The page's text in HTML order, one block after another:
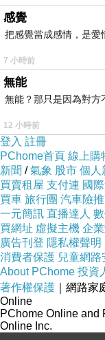
感覺
把感覺當成感情，是愛
7 小時前
無能
無能？那只是因為對方
12 小時前
登入 註冊
PChome首頁 線上購
新聞 /氣象 股市 個人
買賣租屋 支付連 國
買車 旅行團 汽車險
一元簡訊 直播達人
買網址 虛擬主機 企
廣告刊登 隱私權聲明
消費者保護 兒童網路
About PChome 投資
著作權保護 ｜網路
Online
PChome Online and
Online Inc.